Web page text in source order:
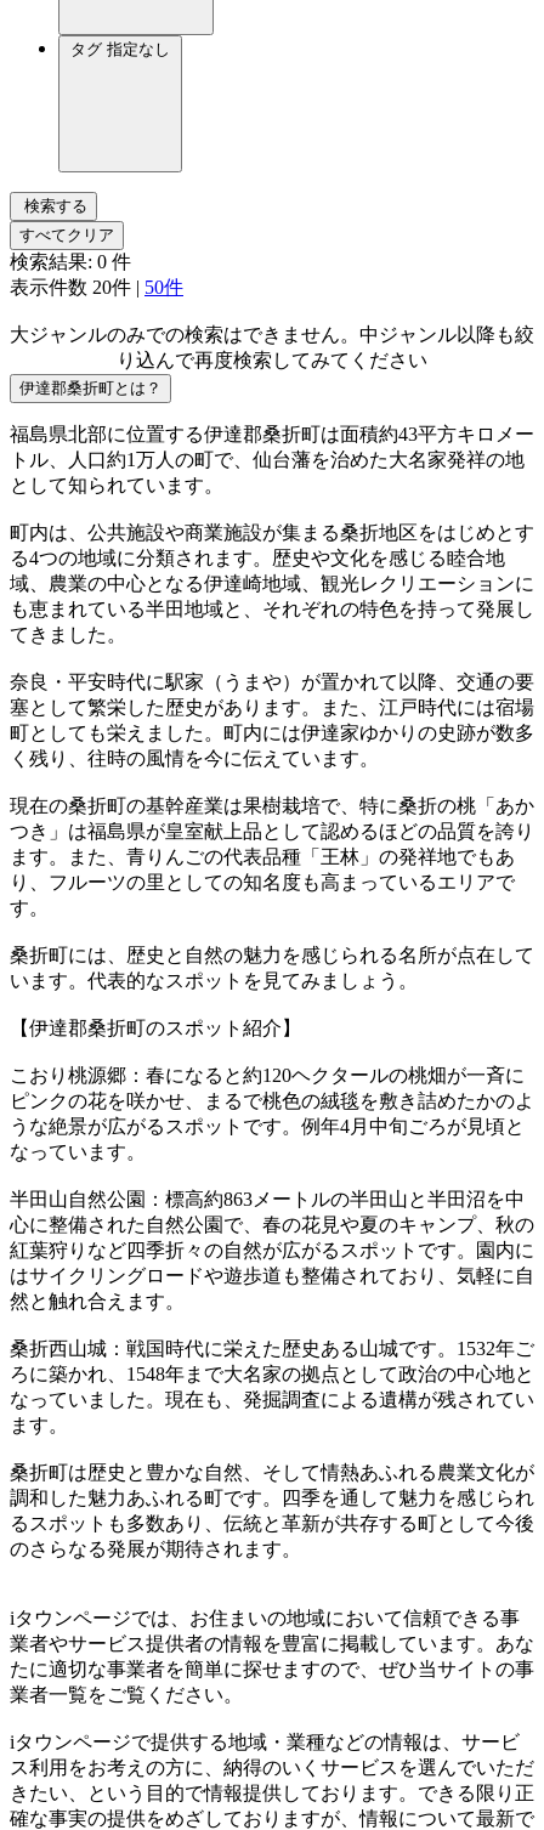
タグ 指定なし
検索する
すべてクリア
検索結果: 0 件
表示件数 20件 | 50件
大ジャンルのみでの検索はできません。中ジャンル以降も絞
り込んで再度検索してみてください
伊達郡桑折町とは？
福島県北部に位置する伊達郡桑折町は面積約43平方キロメー
トル、人口約1万人の町で、仙台藩を治めた大名家発祥の地
として知られています。
町内は、公共施設や商業施設が集まる桑折地区をはじめとす
る4つの地域に分類されます。歴史や文化を感じる睦合地
域、農業の中心となる伊達崎地域、観光レクリエーションに
も恵まれている半田地域と、それぞれの特色を持って発展し
てきました。
奈良・平安時代に駅家（うまや）が置かれて以降、交通の要
塞として繁栄した歴史があります。また、江戸時代には宿場
町としても栄えました。町内には伊達家ゆかりの史跡が数多
く残り、往時の風情を今に伝えています。
現在の桑折町の基幹産業は果樹栽培で、特に桑折の桃「あか
つき」は福島県が皇室献上品として認めるほどの品質を誇り
ます。また、青りんごの代表品種「王林」の発祥地でもあ
り、フルーツの里としての知名度も高まっているエリアで
す。
桑折町には、歴史と自然の魅力を感じられる名所が点在して
います。代表的なスポットを見てみましょう。
【伊達郡桑折町のスポット紹介】
こおり桃源郷：春になると約120ヘクタールの桃畑が一斉に
ピンクの花を咲かせ、まるで桃色の絨毯を敷き詰めたかのよ
うな絶景が広がるスポットです。例年4月中旬ごろが見頃と
なっています。
半田山自然公園：標高約863メートルの半田山と半田沼を中
心に整備された自然公園で、春の花見や夏のキャンプ、秋の
紅葉狩りなど四季折々の自然が広がるスポットです。園内に
はサイクリングロードや遊歩道も整備されており、気軽に自
然と触れ合えます。
桑折西山城：戦国時代に栄えた歴史ある山城です。1532年ご
ろに築かれ、1548年まで大名家の拠点として政治の中心地と
なっていました。現在も、発掘調査による遺構が残されてい
ます。
桑折町は歴史と豊かな自然、そして情熱あふれる農業文化が
調和した魅力あふれる町です。四季を通して魅力を感じられ
るスポットも多数あり、伝統と革新が共存する町として今後
のさらなる発展が期待されます。
iタウンページでは、お住まいの地域において信頼できる事
業者やサービス提供者の情報を豊富に掲載しています。あな
たに適切な事業者を簡単に探せますので、ぜひ当サイトの事
業者一覧をご覧ください。
iタウンページで提供する地域・業種などの情報は、サービ
ス利用をお考えの方に、納得のいくサービスを選んでいただ
きたい、という目的で情報提供しております。できる限り正
確な事実の提供をめざしておりますが、情報について最新で